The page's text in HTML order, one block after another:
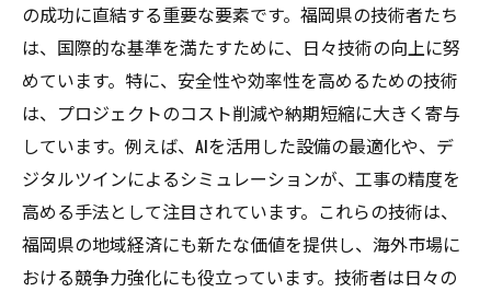
の成功に直結する重要な要素です。福岡県の技術者たち
は、国際的な基準を満たすために、日々技術の向上に努
めています。特に、安全性や効率性を高めるための技術
は、プロジェクトのコスト削減や納期短縮に大きく寄与
しています。例えば、AIを活用した設備の最適化や、デ
ジタルツインによるシミュレーションが、工事の精度を
高める手法として注目されています。これらの技術は、
福岡県の地域経済にも新たな価値を提供し、海外市場に
おける競争力強化にも役立っています。技術者は日々の